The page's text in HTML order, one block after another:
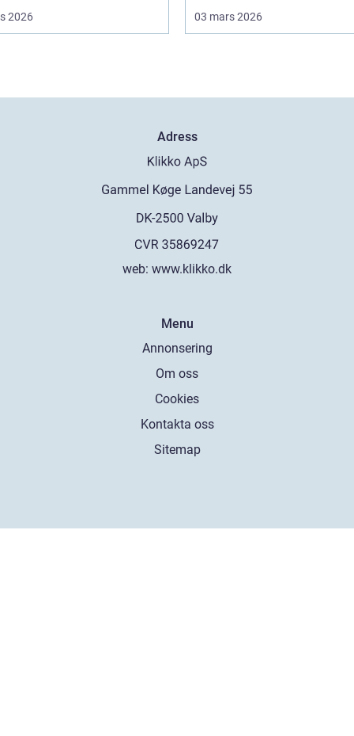
2026 03 mars 2026
Adress
web: www.klikko.dk
Menu
Annonsering
Om oss
Cookies
Kontakta oss
Sitemap